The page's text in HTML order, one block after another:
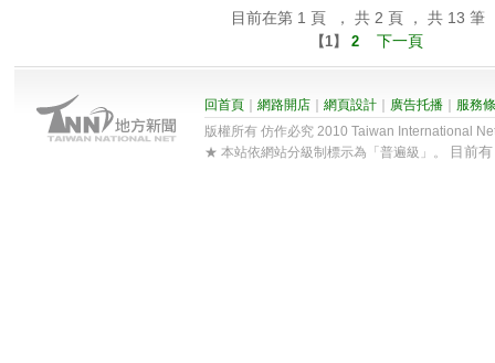
目前在第 1 頁 ， 共 2 頁 ， 共 13 筆
【1】 2 下一頁
回首頁 網路開店 網頁設計 廣告托播
服務
版權所有 仿作必究 2010 Taiwan International
★ 本站依網站分級制標示為「普遍級」。
目前